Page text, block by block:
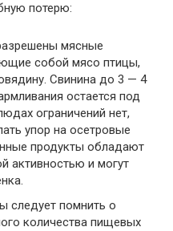
потерю:
мясные
собой мясо птицы,
Свинина до 3 — 4
остается под
ограничений нет,
упор на осетровые
продукты обладают
активностью и могут
следует помнить о
количества пищевых